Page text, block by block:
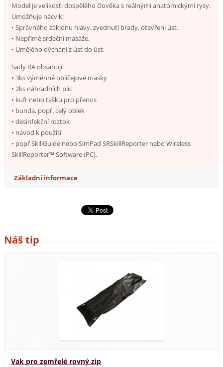
Model je velikosti dospělého člověka s reálnými anatomickými rysy.
Umožňuje nácvik:
• Správného záklonu hlavy, zvednutí brady, otevření úst.
• Nepřímé srdeční masáže.
• Umělého dýchání z úst do úst.
Sady RA obsahují:
• 3ks výměnné obličejové masky
• 2ks náhradních plic
• kufr nebo tašku pro přenos
• bunda, popř. celý oblek
• desinfekční roztok
• návod k použití
• popř SkillGuide nebo SimPad SRSkillReporter nebo Wireless
SkillReporter™ Software (PC).
Základní informace
Náš tip
Vak pro zemřelé rovný zip